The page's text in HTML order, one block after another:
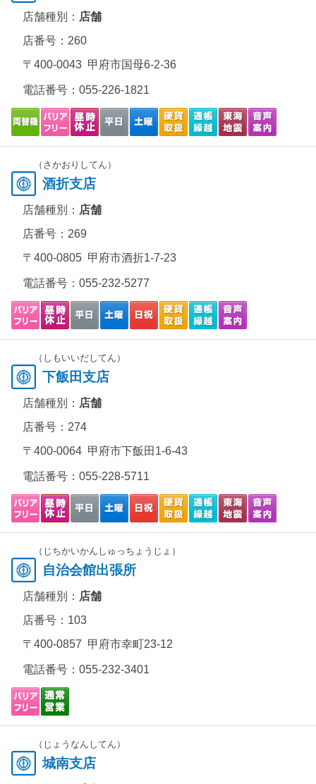
店舗種別： 店舗
店番号：260
〒400-0043 甲府市国母6-2-36
電話番号： 055-226-1821
（さかおりしてん）
酒折支店
店舗種別： 店舗
店番号：269
〒400-0805 甲府市酒折1-7-23
電話番号： 055-232-5277
（しもいいだしてん）
下飯田支店
店舗種別： 店舗
店番号：274
〒400-0064 甲府市下飯田1-6-43
電話番号： 055-228-5711
（じちかいかんしゅっちょうじょ）
自治会館出張所
店舗種別： 店舗
店番号：103
〒400-0857 甲府市幸町23-12
電話番号： 055-232-3401
（じょうなんしてん）
城南支店